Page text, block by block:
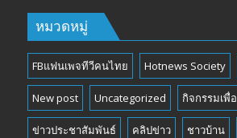
หมวดหมู่
FBแฟนเพจทีวีคนไทย Hotnews Society
New post Uncategorized กิจกรรมเพื่
ข่าวประชาสัมพันธ์ คลิปข่าว ชาวบ้าน